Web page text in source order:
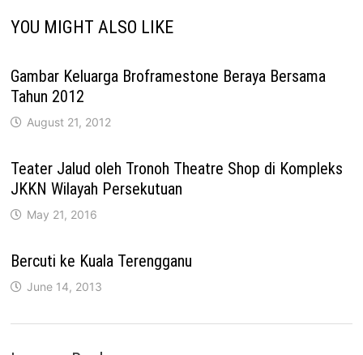
YOU MIGHT ALSO LIKE
Gambar Keluarga Broframestone Beraya Bersama
Tahun 2012
August 21, 2012
Teater Jalud oleh Tronoh Theatre Shop di Kompleks
JKKN Wilayah Persekutuan
May 21, 2016
Bercuti ke Kuala Terengganu
June 14, 2013